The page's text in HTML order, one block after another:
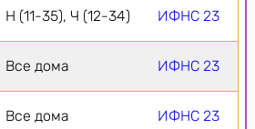
Н (11-35), Ч (12-34) ИФНС 23
Все дома ИФНС 23
Все дома ИФНС 23